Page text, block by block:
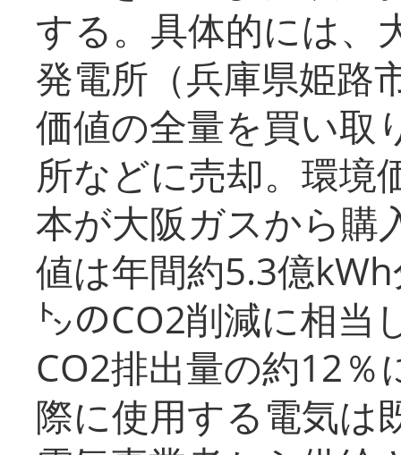
する。具体的には、
発電所（兵庫県姫路
価値の全量を買い取
所などに売却。環境
本が大阪ガスから購
値は年間約5.3億
㌧のCO2削減に相当
CO2排出量の約12％
際に使用する電気は